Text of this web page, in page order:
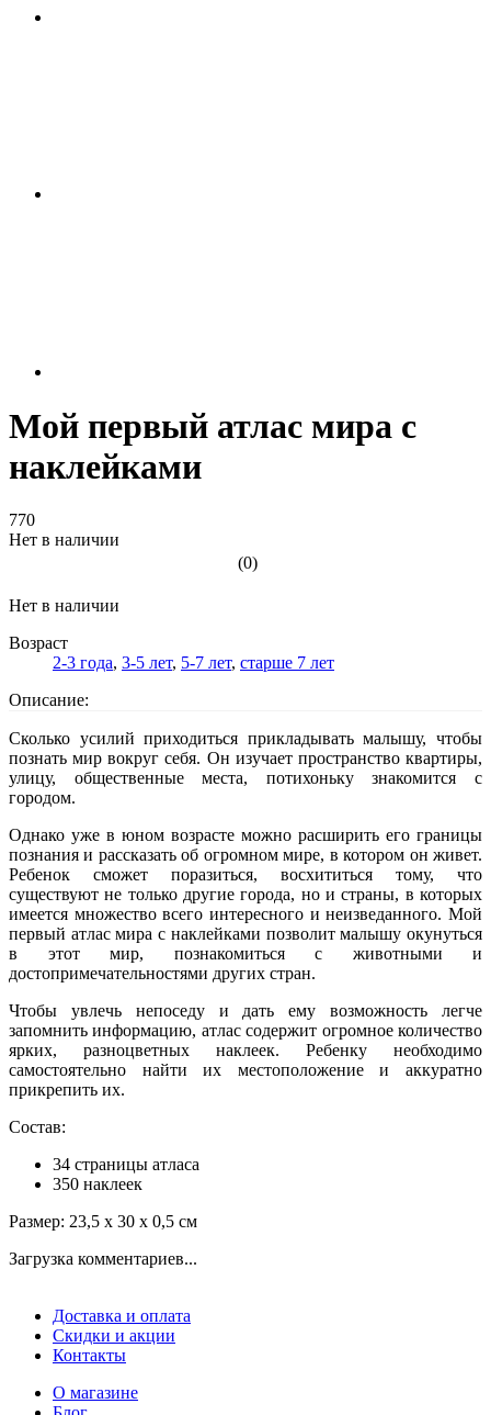
Мой первый атлас мира с
наклейками
770
Нет в наличии
(0)
Нет в наличии
Возраст
2-3 года, 3-5 лет, 5-7 лет, старше 7 лет
Описание:
Сколько усилий приходиться прикладывать малышу, чтобы
познать мир вокруг себя. Он изучает пространство квартиры,
улицу, общественные места, потихоньку знакомится с
городом.
Однако уже в юном возрасте можно расширить его границы
познания и рассказать об огромном мире, в котором он живет.
Ребенок сможет поразиться, восхититься тому, что
существуют не только другие города, но и страны, в которых
имеется множество всего интересного и неизведанного. Мой
первый атлас мира с наклейками позволит малышу окунуться
в этот мир, познакомиться с животными и
достопримечательностями других стран.
Чтобы увлечь непоседу и дать ему возможность легче
запомнить информацию, атлас содержит огромное количество
ярких, разноцветных наклеек. Ребенку необходимо
самостоятельно найти их местоположение и аккуратно
прикрепить их.
Состав:
34 страницы атласа
350 наклеек
Размер: 23,5 х 30 х 0,5 см
Загрузка комментариев...
Доставка и оплата
Скидки и акции
Контакты
О магазине